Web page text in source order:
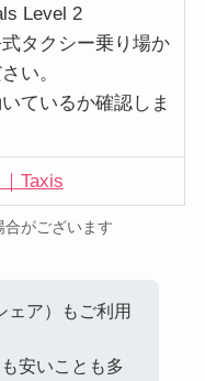
Level 2
タクシー乗り場か
い。
ているか確認しま
Taxis
がございます
ェア）もご利用
安いことも多